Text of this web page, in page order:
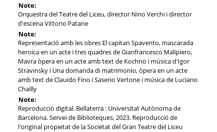
Note:
Orquestra del Teatre del Liceu, director Nino Verchi i director
d'escena Vittorio Patane
Note:
Representació amb les obres El capitan Spavento, mascarada
heroica en un acte i tres quadres de Gianfrancesco Malipiero,
Mavra òpera en un acte amb text de Kochno i música d'Igor
Stravinsky i Una domanda di matrimonio, òpera en un acte
amb text de Clauido Fino i Saserio Vertone i música de Luciano
Chailly
Note:
Reproducció digital. Bellaterra : Universitat Autònoma de
Barcelona. Servei de Biblioteques, 2023. Reproducció de
l'original propietat de la Societat del Gran Teatre del Liceu